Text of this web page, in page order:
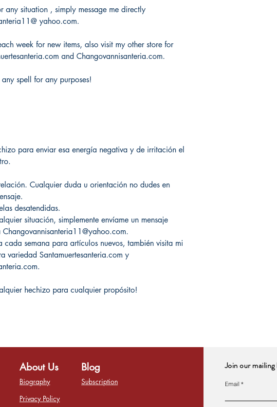
any situation , simply message me directly
yahoo.com.
week for new items, also visit my other store for
and Changovannisanteria.com.
spell for any purposes!
para enviar esa energía negativa y de irritación el
Cualquier duda u orientación no dudes en
desatendidas.
situación, simplemente envíame un mensaje
cada semana para artículos nuevos, también visita mi
variedad Santamuertesanteria.com y
hechizo para cualquier propósito!
About Us
Biography
Privacy Policy
Blog
Subscription
Join our
Email